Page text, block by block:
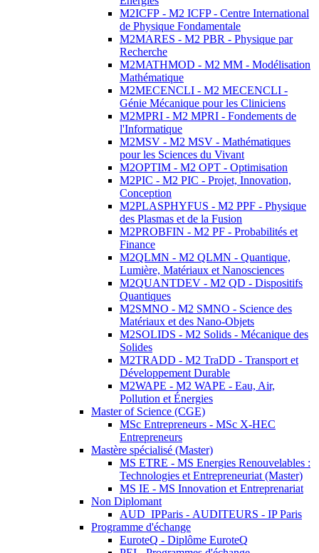
M2ICFP - M2 ICFP - Centre International
de Physique Fondamentale
M2MARES - M2 PBR - Physique par
Recherche
M2MATHMOD - M2 MM - Modélisation
Mathématique
M2MECENCLI - M2 MECENCLI -
Génie Mécanique pour les Cliniciens
M2MPRI - M2 MPRI - Fondements de
l'Informatique
M2MSV - M2 MSV - Mathématiques
pour les Sciences du Vivant
M2OPTIM - M2 OPT - Optimisation
M2PIC - M2 PIC - Projet, Innovation,
Conception
M2PLASPHYFUS - M2 PPF - Physique
des Plasmas et de la Fusion
M2PROBFIN - M2 PF - Probabilités et
Finance
M2QLMN - M2 QLMN - Quantique,
Lumière, Matériaux et Nanosciences
M2QUANTDEV - M2 QD - Dispositifs
Quantiques
M2SMNO - M2 SMNO - Science des
Matériaux et des Nano-Objets
M2SOLIDS - M2 Solids - Mécanique des
Solides
M2TRADD - M2 TraDD - Transport et
Développement Durable
M2WAPE - M2 WAPE - Eau, Air,
Pollution et Énergies
Master of Science (CGE)
MSc Entrepreneurs - MSc X-HEC
Entrepreneurs
Mastère spécialisé (Master)
MS ETRE - MS Energies Renouvelables :
Technologies et Entrepreneuriat (Master)
MS IE - MS Innovation et Entreprenariat
Non Diplomant
AUD_IPParis - AUDITEURS - IP Paris
Programme d'échange
EuroteQ - Diplôme EuroteQ